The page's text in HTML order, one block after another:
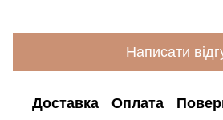
Написати
Доставка Оплата